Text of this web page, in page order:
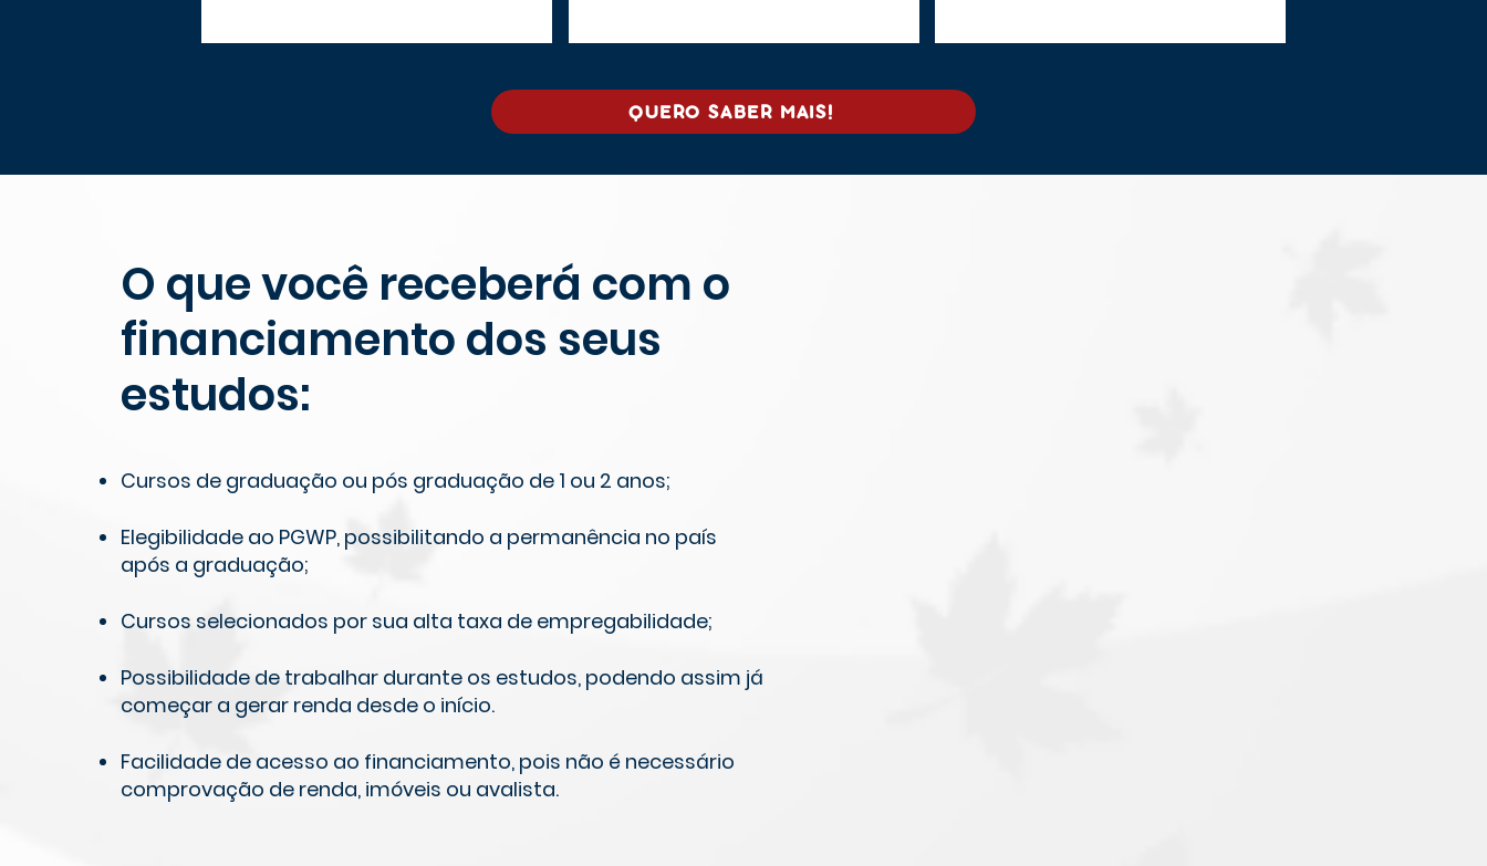
QUERO SABER MAIS!
O que você receberá com o
financiamento dos seus
estudos:
Cursos de graduação ou pós graduação de 1 ou 2 anos;
Elegibilidade ao PGWP, possibilitando a permanência no país
após a graduação;
Cursos selecionados por sua alta taxa de empregabilidade;
Possibilidade de trabalhar durante os estudos, podendo assim já
começar a gerar renda desde o início.
Facilidade de acesso ao financiamento, pois não é necessário
comprovação de renda, imóveis ou avalista.